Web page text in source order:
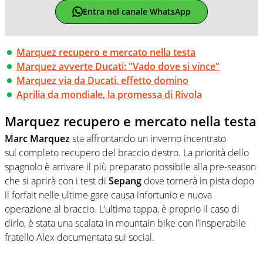
Entra nel canale WhatsApp
Marquez recupero e mercato nella testa
Marquez avverte Ducati: "Vado dove si vince"
Marquez via da Ducati, effetto domino
Aprilia da mondiale, la promessa di Rivola
Marquez recupero e mercato nella testa
Marc Marquezsta affrontando un inverno incentrato
sul completo recupero del braccio destro. La priorità dello
spagnolo è arrivare il più preparato possibile alla pre-season
che si aprirà con i test di Sepang dove tornerà in pista dopo
il forfait nelle ultime gare causa infortunio e nuova
operazione al braccio. L’ultima tappa, è proprio il caso di
dirlo, è stata una scalata in mountain bike con l’insperabile
fratello Alex documentata sui social.